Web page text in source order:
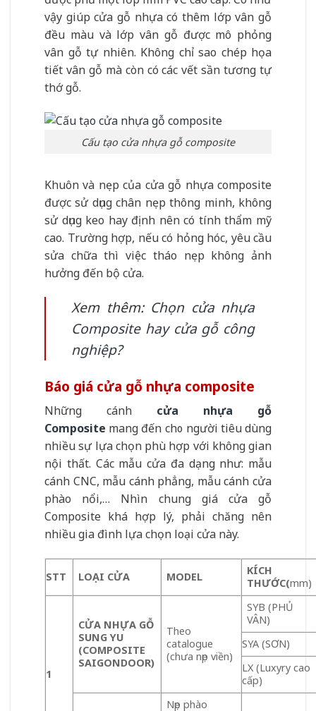
vậy giúp cửa gỗ nhựa có thêm lớp vân gỗ
đều màu và lớp vân gỗ được mô phỏng
vân gỗ tự nhiên. Không chỉ sao chép họa
tiết vân gỗ mà còn có các vết sần tương tự
thớ gỗ.
Cấu tạo cửa nhựa gỗ composite
Khuôn và nẹp của cửa gỗ nhựa composite
được sử dụng chân nẹp thông minh, không
sử dụng keo hay định nên có tính thẩm mỹ
cao. Trường hợp, nếu có hỏng hóc, yêu cầu
sửa chữa thì việc tháo nẹp không ảnh
hưởng đến bộ cửa.
Xem thêm: Chọn cửa nhựa
Composite hay cửa gỗ công
nghiệp?
Báo giá cửa gỗ nhựa composite
Những cánh cửa nhựa gỗ
Composite mang đến cho người tiêu dùng
nhiều sự lựa chọn phù hợp với không gian
nội thất. Các mẫu cửa đa dạng như: mẫu
cánh CNC, mẫu cánh phẳng, mẫu cánh cửa
phào nổi,… Nhìn chung giá cửa gỗ
Composite khá hợp lý, phải chăng nên
nhiều gia đình lựa chọn loại cửa này.
STT LOẠI CỬA MODEL
KÍCH
THƯỚC(mm)
1
CỬA NHỰA GỖ
SUNG YU
(COMPOSITE
SAIGONDOOR)
Theo
catalogue
(chưa nẹp viền)
SYB (PHỦ
VÂN)
SYA (SƠN)
LX (Luxyry cao
cấp)
Nẹp phào